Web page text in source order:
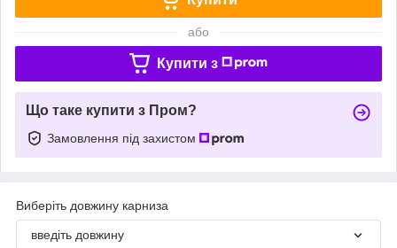
або
Купити з
Що таке купити з Пром?
Замовлення під захистом
Виберіть довжину карниза
введіть довжину